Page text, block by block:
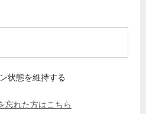
状態を維持する
忘れた方はこちら